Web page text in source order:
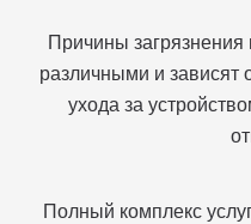
Причины загрязнения
различными и зависят
ухода за
Полный комплекс